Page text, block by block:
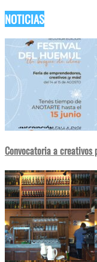
NOTICIAS
Convocatoria a creativos